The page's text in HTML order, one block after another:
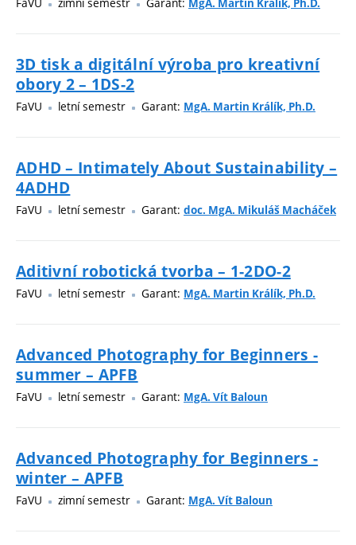
FaVU zimní semestr Garant: MgA. Martin Králík, Ph.D.
3D tisk a digitální výroba pro kreativní
obory 2 – 1DS-2
FaVU letní semestr Garant: MgA. Martin Králík, Ph.D.
ADHD – Intimately About Sustainability –
4ADHD
FaVU letní semestr Garant: doc. MgA. Mikuláš Macháček
Aditivní robotická tvorba – 1-2DO-2
FaVU letní semestr Garant: MgA. Martin Králík, Ph.D.
Advanced Photography for Beginners -
summer – APFB
FaVU letní semestr Garant: MgA. Vít Baloun
Advanced Photography for Beginners -
winter – APFB
FaVU zimní semestr Garant: MgA. Vít Baloun